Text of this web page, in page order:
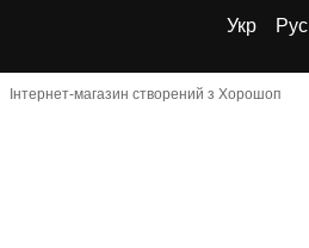
Укр Рус
Інтернет-магазин створений з Хорошоп